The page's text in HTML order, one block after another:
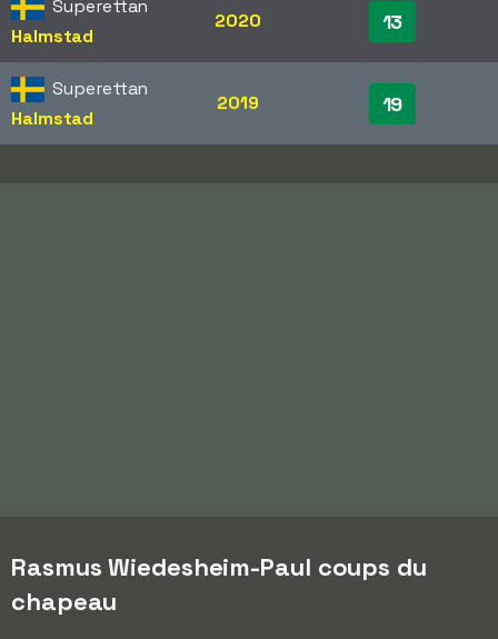
Superettan
Halmstad
2020 13
Superettan
Halmstad
2019 19
Rasmus Wiedesheim-Paul coups du
chapeau